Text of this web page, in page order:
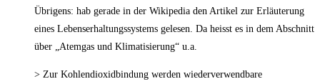
Übrigens: hab gerade in der Wikipedia den Artikel zur Erläuterung
eines Lebenserhaltungssystems gelesen. Da heisst es in dem Abschnitt
über „Atemgas und Klimatisierung“ u.a.
> Zur Kohlendioxidbindung werden wiederverwendbare